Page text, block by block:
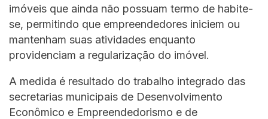
imóveis que ainda não possuam termo de habite-
se, permitindo que empreendedores iniciem ou
mantenham suas atividades enquanto
providenciam a regularização do imóvel.
A medida é resultado do trabalho integrado das
secretarias municipais de Desenvolvimento
Econômico e Empreendedorismo e de